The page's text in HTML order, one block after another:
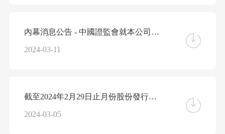
內幕消息公告 - 中國證監會就本公司H股全流通申請 發出備案通知書
2024-03-11
截至2024年2月29日止月份股份發行人的證券變動月報表
2024-03-05